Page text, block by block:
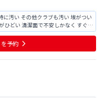
汚い その他クラブも汚い 埃がつい
った 時間も短く設定されており 先
予約